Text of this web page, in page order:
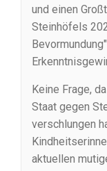
und einen
Steinhöfels
Keine Frage,
Staat gegen
verschlungen
aktuellen